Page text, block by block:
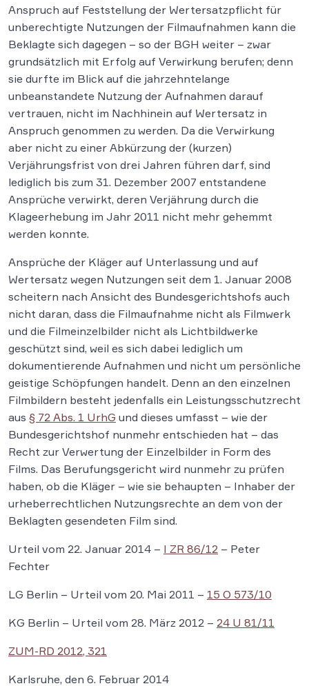
Anspruch auf Feststellung der Wertersatzpflicht für
unberechtigte Nutzungen der Filmaufnahmen kann die
Beklagte sich dagegen – so der BGH weiter – zwar
grundsätzlich mit Erfolg auf Verwirkung berufen; denn
sie durfte im Blick auf die jahrzehntelange
unbeanstandete Nutzung der Aufnahmen darauf
vertrauen, nicht im Nachhinein auf Wertersatz in
Anspruch genommen zu werden. Da die Verwirkung
aber nicht zu einer Abkürzung der (kurzen)
Verjährungsfrist von drei Jahren führen darf, sind
lediglich bis zum 31. Dezember 2007 entstandene
Ansprüche verwirkt, deren Verjährung durch die
Klageerhebung im Jahr 2011 nicht mehr gehemmt
werden konnte.
Ansprüche der Kläger auf Unterlassung und auf
Wertersatz wegen Nutzungen seit dem 1. Januar 2008
scheitern nach Ansicht des Bundesgerichtshofs auch
nicht daran, dass die Filmaufnahme nicht als Filmwerk
und die Filmeinzelbilder nicht als Lichtbildwerke
geschützt sind, weil es sich dabei lediglich um
dokumentierende Aufnahmen und nicht um persönliche
geistige Schöpfungen handelt. Denn an den einzelnen
Filmbildern besteht jedenfalls ein Leistungsschutzrecht
aus § 72 Abs. 1 UrhG und dieses umfasst – wie der
Bundesgerichtshof nunmehr entschieden hat – das
Recht zur Verwertung der Einzelbilder in Form des
Films. Das Berufungsgericht wird nunmehr zu prüfen
haben, ob die Kläger – wie sie behaupten – Inhaber der
urheberrechtlichen Nutzungsrechte an dem von der
Beklagten gesendeten Film sind.
Urteil vom 22. Januar 2014 – I ZR 86/12 – Peter
Fechter
LG Berlin – Urteil vom 20. Mai 2011 – 15 O 573/10
KG Berlin – Urteil vom 28. März 2012 – 24 U 81/11
ZUM-RD 2012, 321
Karlsruhe, den 6. Februar 2014